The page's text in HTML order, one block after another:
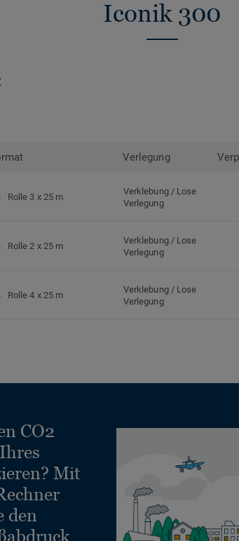
Iconik 300
Verlegung
Rolle 3 x 25 m
Verklebung / Lose
Verlegung
Rolle 2 x 25 m
Verklebung / Lose
Verlegung
Rolle 4 x 25 m
Verklebung / Lose
Verlegung
CO2
Mit
den